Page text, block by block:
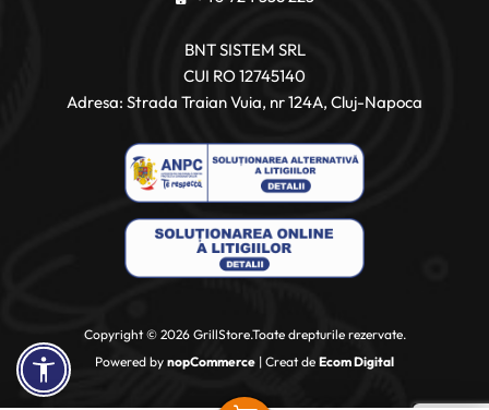
BNT SISTEM SRL
CUI RO 12745140
Adresa: Strada Traian Vuia, nr 124A, Cluj-Napoca
Copyright © 2026 GrillStore.Toate drepturile rezervate.
Powered by nopCommerce | Creat de Ecom Digital